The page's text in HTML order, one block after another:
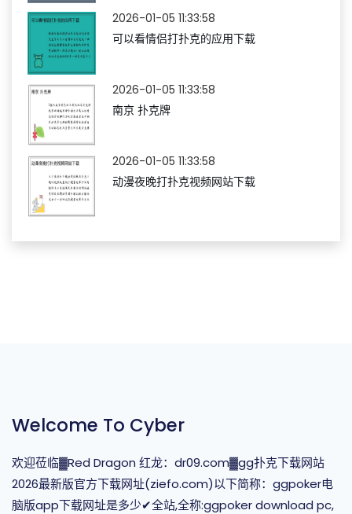
2026-01-05 11:33:58
可以看情侣打扑克的应用下载
2026-01-05 11:33:58
南京 扑克牌
2026-01-05 11:33:58
动漫夜晚打扑克视频网站下载
Welcome To Cyber
欢迎莅临▓Red Dragon 红龙：dr09.com▓gg扑克下载网站
2026最新版官方下载网址(ziefo.com)以下简称：ggpoker电
脑版app下载网址是多少✔全站,全称:ggpoker download pc,